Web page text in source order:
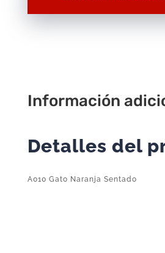
Información
Detalles del
A010 Gato Naranja Sentado